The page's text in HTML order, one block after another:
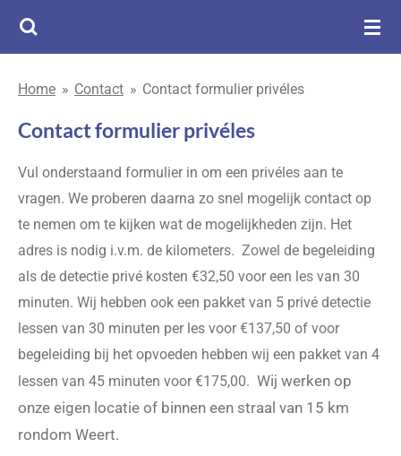
Ga
de
hoofdinhoud
Home » Contact » Contact formulier privéles
Contact formulier privéles
Vul onderstaand formulier in om een privéles aan te
vragen. We proberen daarna zo snel mogelijk contact op
te nemen om te kijken wat de mogelijkheden zijn. Het
adres is nodig i.v.m. de kilometers. Zowel de begeleiding
als de detectie privé kosten €32,50 voor een les van 30
minuten. Wij hebben ook een pakket van 5 privé detectie
lessen van 30 minuten per les voor €137,50 of voor
begeleiding bij het opvoeden hebben wij een pakket van 4
lessen van 45 minuten voor €175,00. Wij werken op
onze eigen locatie of binnen een straal van 15 km
rondom Weert.